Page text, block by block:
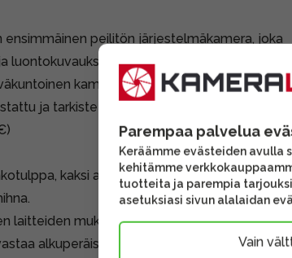
ensimmäinen peilitön järjestelmäkamera, joka
luontokuvaukseen.
kamera. Takanäytössä suojakalvo.
ja tarkistettu.
kaksi akkua (alkuperäinen LP-E6NH ja
laitteiden mukana tulevat lisävarusteet voivat
alkuperäispakkauksen sisältöä.
Parempaa palvelua
Keräämme evästeiden avulla
kehitämme
tuotteita ja parempia
asetuksiasi sivun alalaidan
Vain